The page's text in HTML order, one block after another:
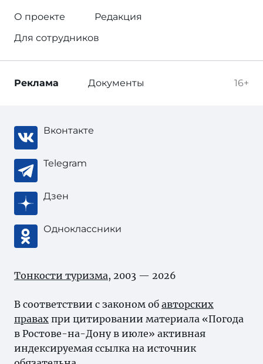
О проекте
Редакция
Для сотрудников
16+
Реклама Документы
Вконтакте
Telegram
Дзен
Одноклассники
Тонкости туризма, 2003 — 2026
В соответствии с законом об авторских
правах при цитировании материала «Погода
в Ростове-на-Дону в июле» активная
индексируемая ссылка на источник